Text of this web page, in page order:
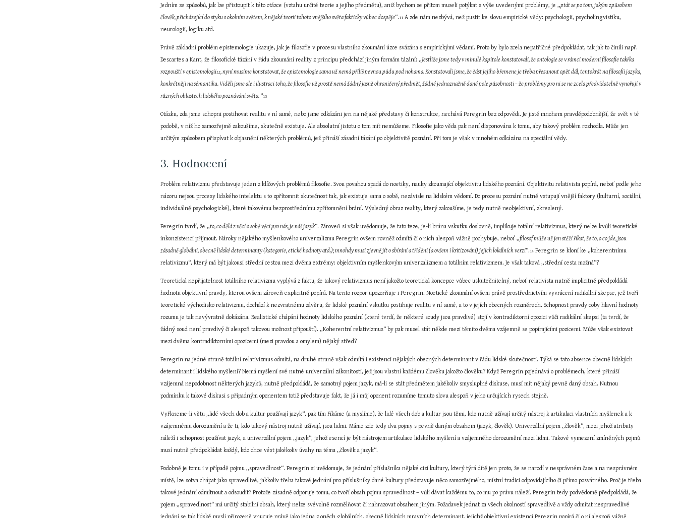
Jedním ze způsobů, jak lze přistoupit k této otázce (vztahu určité teorie a jejího předmětu), aniž bychom se přitom museli potýkat s výše uvedenými problémy, je ,,ptát se po tom, jakým způsobem
člověk, přicházející do styku s okolním světem, k nějaké teorii tohoto vnějšího světa fakticky vůbec dospěje“.11 A zde nám nezbývá, než pustit ke slovu empirické vědy: psychologii, psycholingvistiku,
neurologii, logiku atd.
Právě základní problém epistemologie ukazuje, jak je filosofie v procesu vlastního zkoumání úzce svázána s empirickými vědami. Proto by bylo zcela nepatřičné předpokládat, tak jak to činili např.
Descartes a Kant, že filosofické tázání v řádu zkoumání reality z principu předchází jiným formám tázání: ,,Jestliže jsme tedy v minulé kapitole konstatovali, že ontologie se v rámci moderní filosofie takřka
rozpouští v epistemologii12, nyní musíme konstatovat, že epistemologie sama už nemá příliš pevnou půdu pod nohama. Konstatovali jsme, že část jejího břemene je třeba přesunout opět dál, tentokrát na filosofii jazyka,
konkrétněji na sémantiku. Viděli jsme ale i ilustraci toho, že filosofie už prostě nemá žádný jasně ohraničený předmět, žádné jednoznačně dané pole působnosti – že problémy pro ni se ne zcela předvídatelně vynořují v
různých oblastech lidského poznávání světa. “13
Otázku, zda jsme schopni postihovat realitu v ní samé, nebo jsme odkázáni jen na nějaké představy či konstrukce, nechává Peregrin bez odpovědi. Je jistě mnohem pravděpodobnější, že svět v té
podobě, v níž ho samozřejmě zakoušíme, skutečně existuje. Ale absolutní jistotu o tom mít nemůžeme. Filosofie jako věda pak není disponována k tomu, aby takový problém rozhodla. Může jen
určitým způsobem přispívat k objasnění některých problémů, jež přináší zásadní tázání po objektivitě poznání. Při tom je však v mnohém odkázána na speciální vědy.
3. Hodnocení
Problém relativizmu představuje jeden z klíčových problémů filosofie. Svou povahou spadá do noetiky, nauky zkoumající objektivitu lidského poznání. Objektivitu relativista popírá, neboť podle jeho
názoru nejsou procesy lidského intelektu s to zpřítomnit skutečnost tak, jak existuje sama o sobě, nezávisle na lidském vědomí. Do procesu poznání nutně vstupují vnější faktory (kulturní, sociální,
individuálně psychologické), které takovému bezprostřednímu zpřítomnění brání. Výsledný obraz reality, který zakoušíme, je tedy nutně neobjektivní, zkreslený.
Peregrin tvrdí, že ,,to, co dělá z věcí o sobě věci pro nás, je náš jazyk“. Zároveň si však uvědomuje, že tato teze, je-li brána vskutku doslovně, implikuje totální relativizmus, který nelze kvůli teoretické
inkonzistenci přijmout. Nároky nějakého myšlenkového univerzalizmu Peregrin ovšem rovněž odmítá či o nich alespoň vážně pochybuje, neboť ,,filosof může už jen stěží říkat, že to, o co jde, jsou
zásadně globální, obecně lidské determinanty (kategorie, etické hodnoty atd.); mnohdy musí zjevně jít o sbírání a třídění (a ovšem i kritizování) jejich lokálních verzí“.14 Peregrin se kloní ke ,,koherentnímu
relativizmu“, který má být jakousi střední cestou mezi dvěma extrémy: objektivním myšlenkovým univerzalizmem a totálním relativizmem. Je však taková ,,střední cesta možná“?
Teoretická nepřijatelnost totálního relativizmu vyplývá z faktu, že takový relativizmus není jakožto teoretická koncepce vůbec uskutečnitelný, neboť relativista nutně implicitně předpokládá
hodnotu objektivní pravdy, kterou ovšem zároveň explicitně popírá. Na tento rozpor upozorňuje i Peregrin. Noetické zkoumání ovšem právě prostřednictvím vyvrácení radikální skepse, jež tvoří
teoretické východisko relativizmu, dochází k nezvratnému závěru, že lidské poznání vskutku postihuje realitu v ní samé, a to v jejích obecných rozměrech. Schopnost pravdy coby hlavní hodnoty
rozumu je tak nevývratně dokázána. Realistické chápání hodnoty lidského poznání (které tvrdí, že některé soudy jsou pravdivé) stojí v kontradiktorní opozici vůči radikální skepsi (ta tvrdí, že
žádný soud není pravdivý či alespoň takovou možnost připouští). ,,Koherentní relativizmus“ by pak musel stát někde mezi těmito dvěma vzájemně se popírajícími pozicemi. Může však existovat
mezi dvěma kontradiktorními opozicemi (mezi pravdou a omylem) nějaký střed?
Peregrin na jedné straně totální relativizmus odmítá, na druhé straně však odmítá i existenci nějakých obecných determinant v řádu lidské skutečnosti. Týká se tato absence obecně lidských
determinant i lidského myšlení? Nemá myšlení své nutné univerzální zákonitosti, jež jsou vlastní každému člověku jakožto člověku? Když Peregrin pojednává o problémech, které přináší
vzájemná nepodobnost některých jazyků, nutně předpokládá, že samotný pojem jazyk, má-li se stát předmětem jakékoliv smysluplné diskuse, musí mít nějaký pevně daný obsah. Nutnou
podmínku k takové diskusi s případným oponentem totiž představuje fakt, že já i můj oponent rozumíme tomuto slovu alespoň v jeho určujících rysech stejně.
Vyřkneme-li větu ,,lidé všech dob a kultur používají jazyk“, pak tím říkáme (a myslíme), že lidé všech dob a kultur jsou těmi, kdo nutně užívají určitý nástroj k artikulaci vlastních myšlenek a k
vzájemnému dorozumění a že ti, kdo takový nástroj nutně užívají, jsou lidmi. Máme zde tedy dva pojmy s pevně daným obsahem (jazyk, člověk). Univerzální pojem ,,člověk“, mezi jehož atributy
náleží i schopnost používat jazyk, a univerzální pojem ,,jazyk“, jehož esencí je být nástrojem artikulace lidského myšlení a vzájemného dorozumění mezi lidmi. Takové vymezení zmíněných pojmů
musí nutně předpokládat každý, kdo chce vést jakékoliv úvahy na téma ,,člověk a jazyk“.
Podobně je tomu i v případě pojmu ,,spravedlnost“. Peregrin si uvědomuje, že jednání příslušníka nějaké cizí kultury, který týrá dítě jen proto, že se narodí v nesprávném čase a na nesprávném
místě, lze sotva chápat jako spravedlivé, jakkoliv třeba takové jednání pro příslušníky dané kultury představuje něco samozřejmého, místní tradici odpovídajícího či přímo posvátného. Proč je třeba
takové jednání odmítnout a odsoudit? Protože zásadně odporuje tomu, co tvoří obsah pojmu spravedlnost – vůli dávat každému to, co mu po právu náleží. Peregrin tedy podvědomě předpokládá, že
pojem ,,spravedlnost“ má určitý stabilní obsah, který nelze svévolně rozmělňovat či nahrazovat obsahem jiným. Požadavek jednat za všech okolností spravedlivě a vždy odmítat nespravedlivé